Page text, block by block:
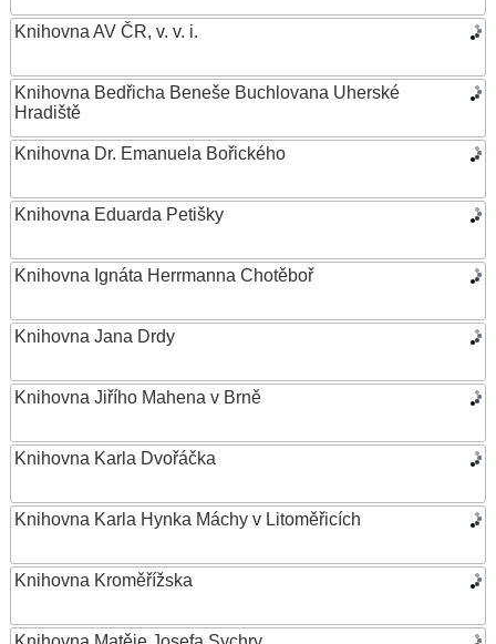
Knihovna AV ČR, v. v. i.
Knihovna Bedřicha Beneše Buchlovana Uherské
Hradiště
Knihovna Dr. Emanuela Bořického
Knihovna Eduarda Petišky
Knihovna Ignáta Herrmanna Chotěboř
Knihovna Jana Drdy
Knihovna Jiřího Mahena v Brně
Knihovna Karla Dvořáčka
Knihovna Karla Hynka Máchy v Litoměřicích
Knihovna Kroměřížska